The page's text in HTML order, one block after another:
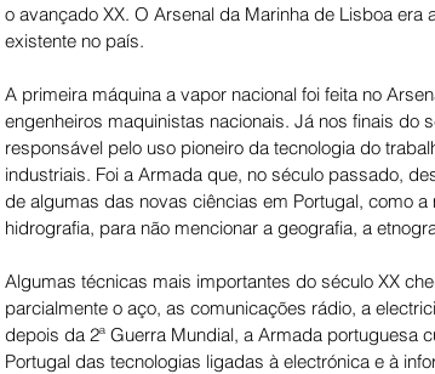
o avançado XX. O Arsenal da Marinha de Lisboa
existente no país.
A primeira máquina a vapor nacional foi feita no
engenheiros maquinistas nacionais. Já nos finais do
responsável pelo uso pioneiro da tecnologia do
industriais. Foi a Armada que, no século passado,
de algumas das novas ciências em Portugal, como
hidrografia, para não mencionar a geografia, a
Algumas técnicas mais importantes do século XX
parcialmente o aço, as comunicações rádio, a
depois da 2ª Guerra Mundial, a Armada portuguesa
Portugal das tecnologias ligadas à electrónica e à